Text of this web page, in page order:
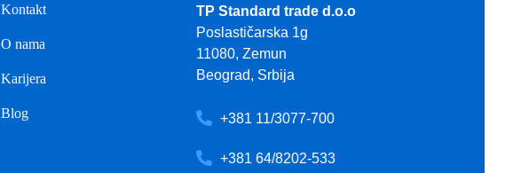
Kontakt
O nama
Karijera
Blog
TP Standard trade d.o.o
Poslastičarska 1g
11080, Zemun
Beograd, Srbija
+381 11/3077-700
+381 64/8202-533